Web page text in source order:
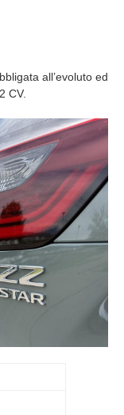
all’evoluto ed
CV.